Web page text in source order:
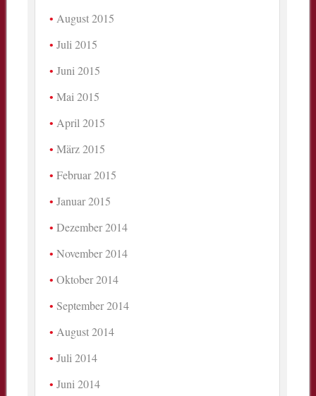
August 2015
Juli 2015
Juni 2015
Mai 2015
April 2015
März 2015
Februar 2015
Januar 2015
Dezember 2014
November 2014
Oktober 2014
September 2014
August 2014
Juli 2014
Juni 2014